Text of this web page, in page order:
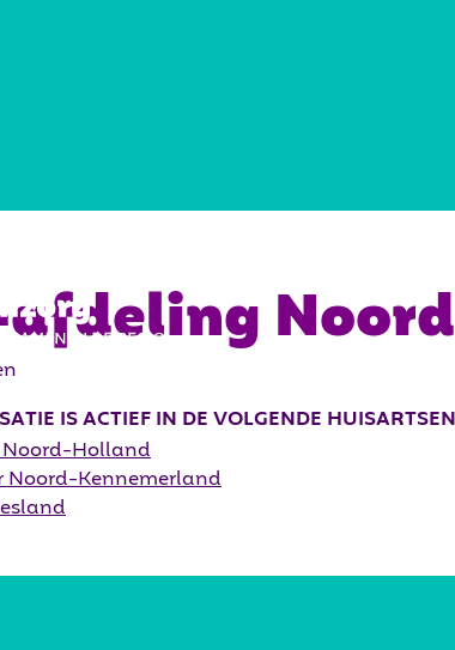
afdeling
IS ACTIEF IN DE VOLGENDE
Noord-Holland
Noord-Kennemerland